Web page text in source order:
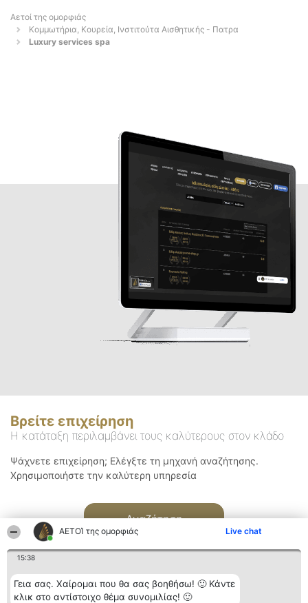
ΑΕΤΟΊ της ομορφιάς Live chat
15:38
Γεια σας. Χαίρομαι που θα σας βοηθήσω! 🙂 Κάντε
κλικ στο αντίστοιχο θέμα συνομιλίας! 🙂
Αετοί της ομορφιάς
Κομμωτήρια, Κουρεία, Ινστιτούτα Αισθητικής - Πατρα
Luxury services spa
Βρείτε επιχείρηση
Η κατάταξη περιλαμβάνει τους καλύτερους στον κλάδο
Ψάχνετε επιχείρηση; Ελέγξτε τη μηχανή αναζήτησης.
Χρησιμοποιήστε την καλύτερη υπηρεσία
Αναζήτηση